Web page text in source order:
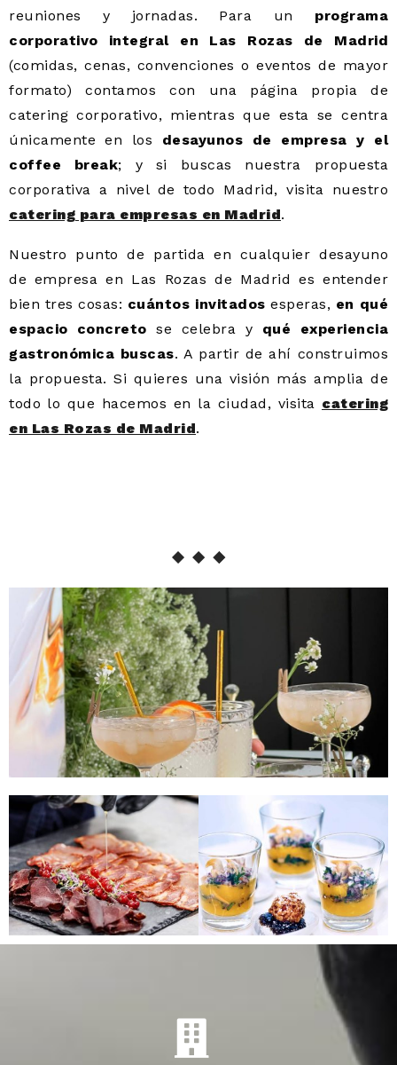
reuniones y jornadas. Para un programa
corporativo integral en Las Rozas de Madrid
(comidas, cenas, convenciones o eventos de mayor
formato) contamos con una página propia de
catering corporativo, mientras que esta se centra
únicamente en los desayunos de empresa y el
coffee break; y si buscas nuestra propuesta
corporativa a nivel de todo Madrid, visita nuestro
catering para empresas en Madrid.
Nuestro punto de partida en cualquier desayuno
de empresa en Las Rozas de Madrid es entender
bien tres cosas: cuántos invitados esperas, en qué
espacio concreto se celebra y qué experiencia
gastronómica buscas. A partir de ahí construimos
la propuesta. Si quieres una visión más amplia de
todo lo que hacemos en la ciudad, visita catering
en Las Rozas de Madrid.